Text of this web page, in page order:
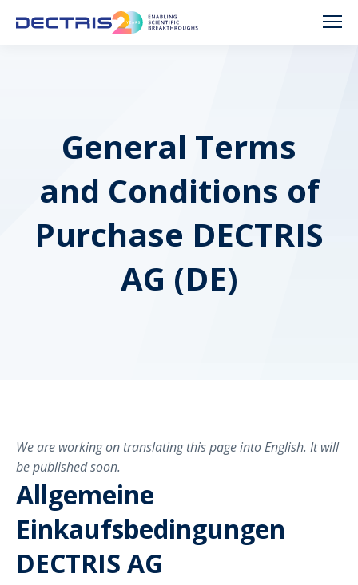
General Terms
and Conditions of
Purchase DECTRIS
AG (DE)
We are working on translating this page into English. It will
be published soon.
Allgemeine
Einkaufsbedingungen
DECTRIS AG